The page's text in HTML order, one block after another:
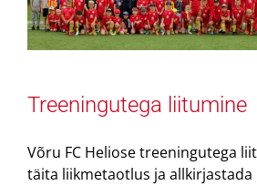
Treeningutega liitumine
Võru FC Heliose treeningutega
täita liikmetaotlus ja